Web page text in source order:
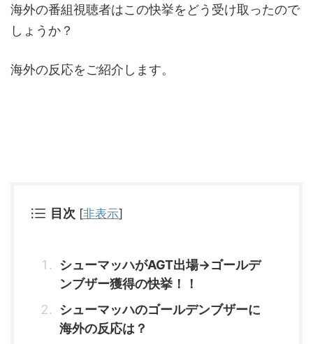
海外の番組視聴者はこの快挙をどう受け取ったので
しょうか？
海外の反応をご紹介します。
目次 [非表示]
シューマッハがAGT出場→ゴールデ
ンブザー獲得の快挙！！
シューマッハのゴールデンブザーに
海外の反応は？